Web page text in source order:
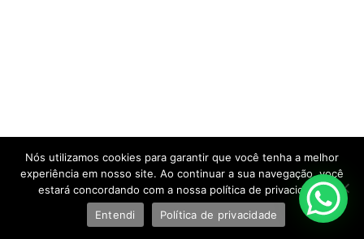
Nós utilizamos cookies para garantir que você tenha a melhor
experiência em nosso site. Ao continuar a sua navegação, você
estará concordando com a nossa política de privacidade.
Entendi
Política de privacidade